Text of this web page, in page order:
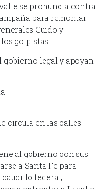
se pronuncia contra
para remontar
Guido y
golpistas.
legal y apoyan
circula en las calles
al gobierno con sus
a Santa Fe para
federal,